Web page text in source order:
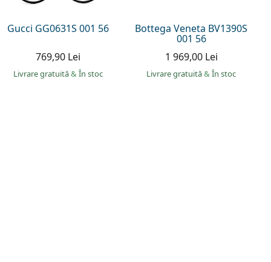
Gucci GG0631S 001 56
769,90 Lei
Livrare gratuită& În stoc
Bottega Veneta BV1390S
001 56
1 969,00 Lei
Livrare gratuită& În stoc